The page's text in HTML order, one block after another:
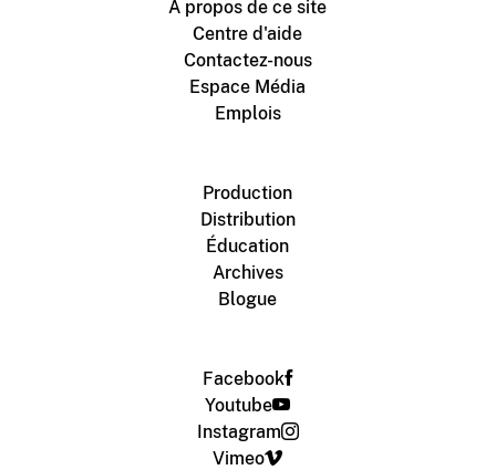
À propos de ce site
Centre d'aide
Contactez-nous
Espace Média
Emplois
Production
Distribution
Éducation
Archives
Blogue
Facebook
Youtube
Instagram
Vimeo